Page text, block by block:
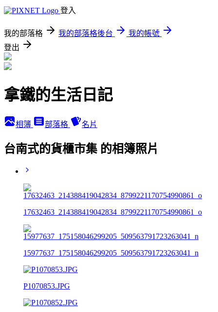
登入
我的部落格 我的部落格後台
我的帳號
登出
拿鐵的生活日記
相簿 部落格 名片
台南式的貨櫃市集 的相簿照片
17632463_214388419042834_8799221170754990861_o
15977637_175158046299205_509563791723263041_n
P1070853.JPG